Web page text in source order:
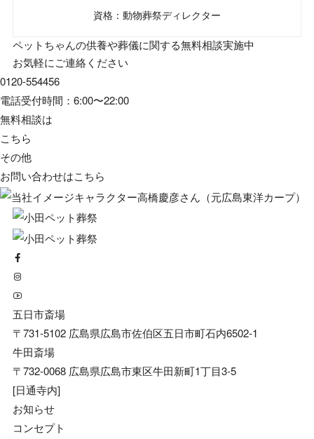
資格：動物葬祭ディレクター
ペットちゃんの供養や葬儀に関する無料相談実施中
お気軽にご連絡ください
0120-554456
電話受付時間：6:00〜22:00
無料相談は
こちら
その他
お問い合わせはこちら
五日市斎場
〒731-5102 広島県広島市佐伯区五日市町石内6502-1
牛田斎場
〒732-0068 広島県広島市東区牛田新町1丁目3-5
[日通寺内]
お知らせ
コンセプト